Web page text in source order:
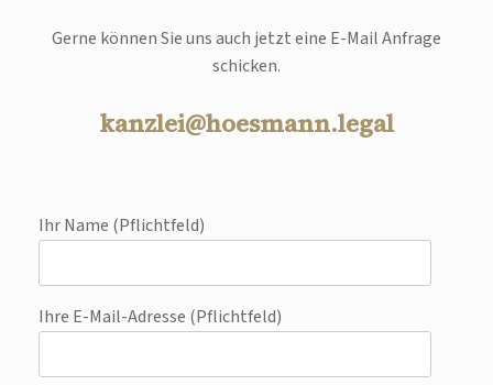
Gerne können Sie uns auch jetzt eine E-Mail Anfrage
schicken.
kanzlei@hoesmann.legal
Ihr Name (Pflichtfeld)
Ihre E-Mail-Adresse (Pflichtfeld)